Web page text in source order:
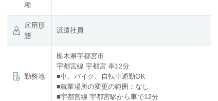
種
雇用形
態
派遣社員
勤務地
栃木県宇都宮市
宇都宮線 宇都宮 車12分
■車、バイク、自転車通勤OK
■就業場所の変更の範囲：なし
■宇都宮線 宇都宮駅から車で12分